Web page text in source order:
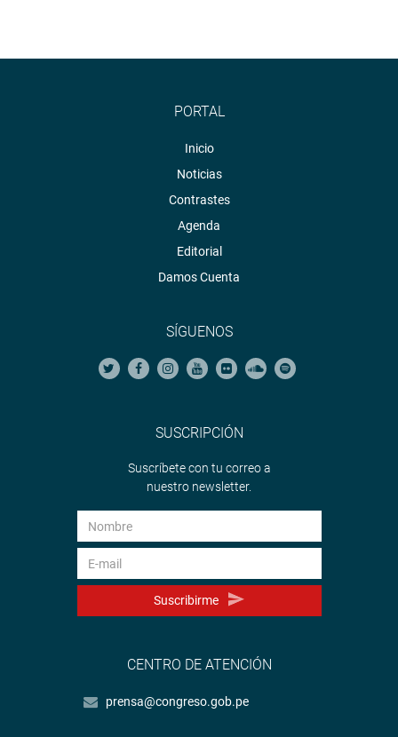
PORTAL
Inicio
Noticias
Contrastes
Agenda
Editorial
Damos Cuenta
SÍGUENOS
SUSCRIPCIÓN
Suscríbete con tu correo a
nuestro newsletter.
Suscribirme
CENTRO DE ATENCIÓN
prensa@congreso.gob.pe